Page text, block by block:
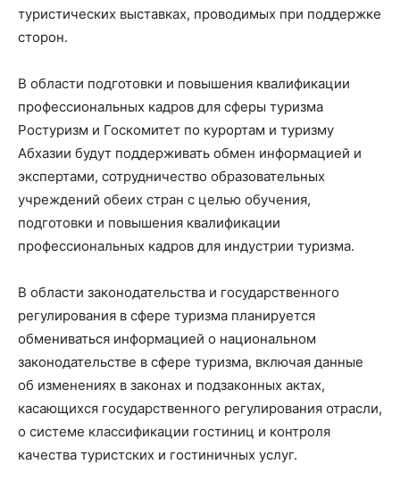
туристических выставках, проводимых при поддержке
сторон.
В области подготовки и повышения квалификации
профессиональных кадров для сферы туризма
Ростуризм и Госкомитет по курортам и туризму
Абхазии будут поддерживать обмен информацией и
экспертами, сотрудничество образовательных
учреждений обеих стран с целью обучения,
подготовки и повышения квалификации
профессиональных кадров для индустрии туризма.
В области законодательства и государственного
регулирования в сфере туризма планируется
обмениваться информацией о национальном
законодательстве в сфере туризма, включая данные
об изменениях в законах и подзаконных актах,
касающихся государственного регулирования отрасли,
о системе классификации гостиниц и контроля
качества туристских и гостиничных услуг.